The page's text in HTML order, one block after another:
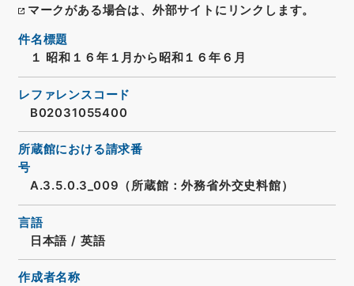
マークがある場合は、外部サイトにリンクします。
件名標題
１ 昭和１６年１月から昭和１６年６月
レファレンスコード
B02031055400
所蔵館における請求番
号
A.3.5.0.3_009（所蔵館：外務省外交史料館）
言語
日本語 / 英語
作成者名称